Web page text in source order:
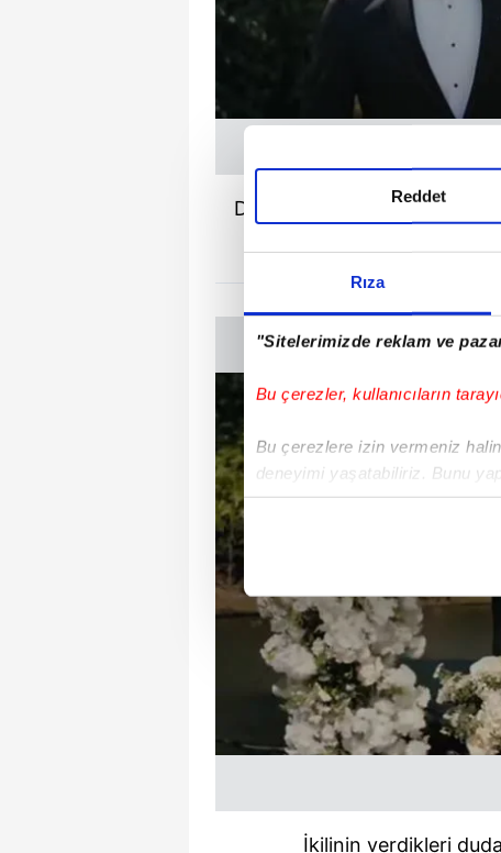
Rıza
"Sitelerimizde reklam ve
Bu çerezler, kullanıcıların
Bu çerezlere izin vermeniz
deneyimi yaşatabiliriz. Bunu
içerikleri sunabilmek adına
Sizlere daha iyi bir hizmet
çerezler vasıtasıyla çeşitli
amacıyla kullanılmaktadır.
reklam/pazarlama faaliyetlerinin
6698 sayılı Kişisel Verilerin
Reddet
Dizide Barış ve Zeynep
İkilinin verdikleri